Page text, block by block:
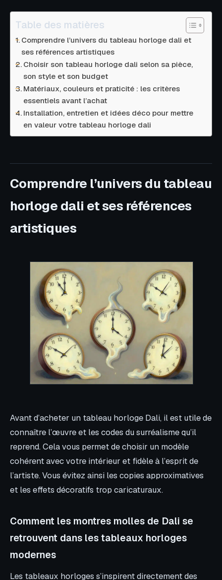
Table des matières
Comprendre l’univers du tableau horloge dali et
ses références artistiques
Choisir son tableau horloge dali selon sa pièce,
son style et son budget
Matériaux, couleurs et praticité : les critères
essentiels avant l’achat
Installation, entretien et idées déco pour mettre
en valeur votre tableau horloge dali
Comprendre l’univers du tableau
horloge dali et ses références
artistiques
Avant d’acheter un tableau horloge Dali, il est utile de
connaître l’œuvre et les codes du surréalisme qu’il
reprend. Cela vous permet de choisir un modèle
cohérent avec votre intérieur et fidèle à l’esprit de
l’artiste. Vous évitez ainsi les copies approximatives
et les effets décoratifs trop caricaturaux.
Comment les montres molles de Dali se
retrouvent dans les tableaux horloges
modernes
Les tableaux horloges s’inspirent directement des